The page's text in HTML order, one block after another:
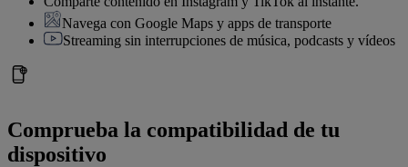
Navega con Google Maps y apps de transporte
Streaming sin interrupciones de música, podcasts y vídeos
Comprueba la compatibilidad de tu
dispositivo